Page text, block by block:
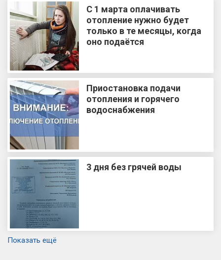
С 1 марта оплачивать
отопление нужно будет
только в те месяцы, когда
оно подаётся
Приостановка подачи
отопления и горячего
водоснабжения
3 дня без грячей воды
Показать ещё